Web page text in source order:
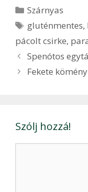
Kategória
Szárnyas
Címkék
gluténmentes,
pácolt csirke,
Bejegyzés
navigáció
Spenótos
Fekete
Szólj hozzá!